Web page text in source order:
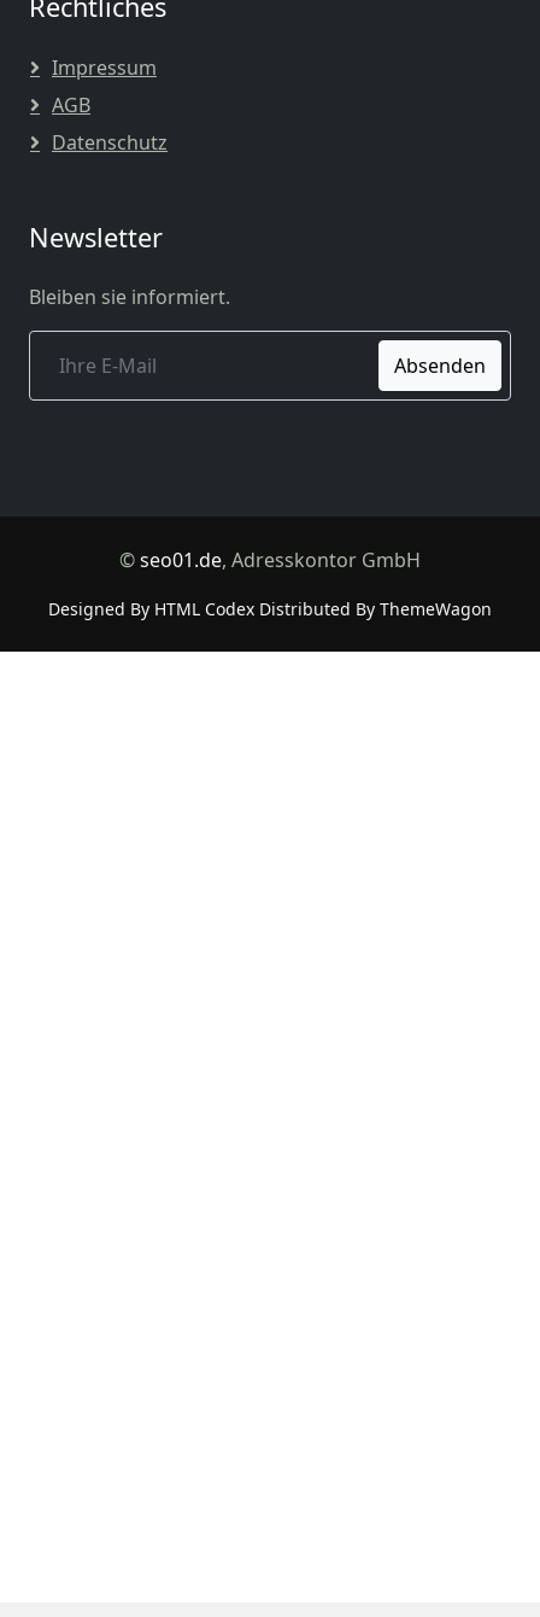
Rechtliches
Impressum
AGB
Datenschutz
Newsletter
Bleiben sie informiert.
Absenden
©seo01.de, Adresskontor GmbH
Designed By HTML Codex Distributed By ThemeWagon